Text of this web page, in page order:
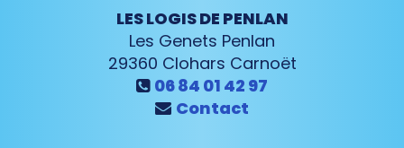
LES LOGIS DE PENLAN
Les Genets Penlan
29360 Clohars Carnoët
06 84 01 42 97
Contact